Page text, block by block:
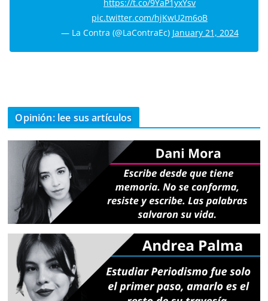
https://t.co/9YaP1yxYsv
pic.twitter.com/hjKwU2m6oB
— La Contra (@LaContraEc) January 21, 2024
Opinión: lee sus artículos